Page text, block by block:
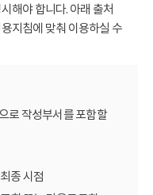
해야 합니다. 아래 출처
지침에 맞춰 이용하실 수
로 작성부서를 포함할
종 시점